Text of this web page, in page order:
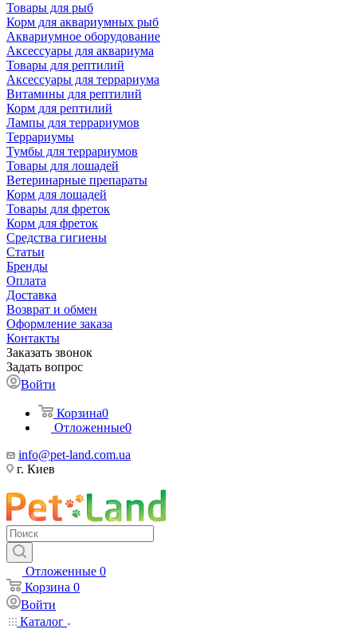
Товары для рыб
Корм для аквариумных рыб
Аквариумное оборудование
Аксессуары для аквариума
Товары для рептилий
Аксессуары для террариума
Витамины для рептилий
Корм для рептилий
Лампы для террариумов
Террариумы
Тумбы для террариумов
Товары для лошадей
Ветеринарные препараты
Корм для лошадей
Товары для фреток
Корм для фреток
Средства гигиены
Статьи
Бренды
Оплата
Доставка
Возврат и обмен
Оформление заказа
Контакты
Заказать звонок
Задать вопрос
Войти
Корзина0
Отложенные0
info@pet-land.com.ua
г. Киев
Отложенные 0
Корзина 0
Войти
Каталог